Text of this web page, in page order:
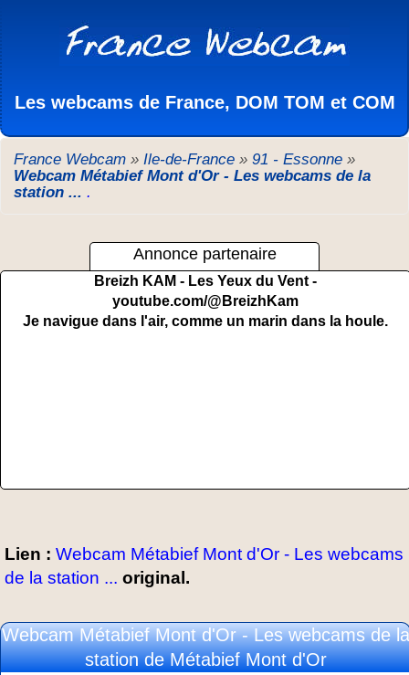
Les webcams de France, DOM TOM et COM
France Webcam » Ile-de-France » 91 - Essonne »
Webcam Métabief Mont d'Or - Les webcams de la
station ... .
Annonce partenaire
Breizh KAM - Les Yeux du Vent -
youtube.com/@BreizhKam
Je navigue dans l'air, comme un marin dans la houle.
Lien : Webcam Métabief Mont d'Or - Les webcams
de la station ... original.
Webcam Métabief Mont d'Or - Les webcams de la
station de Métabief Mont d'Or